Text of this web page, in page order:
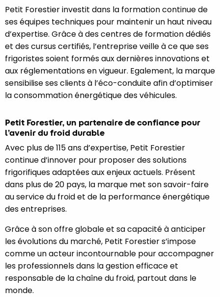
Petit Forestier investit dans la formation continue de
ses équipes techniques pour maintenir un haut niveau
d’expertise. Grâce à des centres de formation dédiés
et des cursus certifiés, l’entreprise veille à ce que ses
frigoristes soient formés aux dernières innovations et
aux réglementations en vigueur. Egalement, la marque
sensibilise ses clients à l’éco-conduite afin d’optimiser
la consommation énergétique des véhicules.
Petit Forestier, un partenaire de confiance pour
l’avenir du froid durable
Avec plus de 115 ans d’expertise, Petit Forestier
continue d’innover pour proposer des solutions
frigorifiques adaptées aux enjeux actuels. Présent
dans plus de 20 pays, la marque met son savoir-faire
au service du froid et de la performance énergétique
des entreprises.
Grâce à son offre globale et sa capacité à anticiper
les évolutions du marché, Petit Forestier s’impose
comme un acteur incontournable pour accompagner
les professionnels dans la gestion efficace et
responsable de la chaîne du froid, partout dans le
monde.